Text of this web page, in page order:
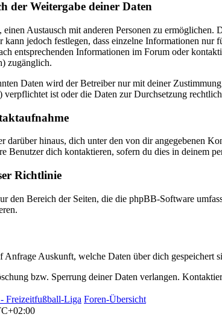
der Weitergabe deiner Daten
einen Austausch mit anderen Personen zu
kann jedoch festlegen, dass einzelne Informationen
entsprechenden Informationen im Forum oder
zugänglich.
Daten wird der Betreiber nur mit deiner
verpflichtet ist oder die Daten zur Durchsetzung
darüber hinaus, dich unter den von dir angegebenen
Benutzer dich kontaktieren, sofern du dies in deinem
Richtlinie
den Bereich der Seiten, die die phpBB-Software
Anfrage Auskunft, welche Daten über dich gespeichert
bzw. Sperrung deiner Daten verlangen.
Freizeitfußball-Liga Foren-Übersicht